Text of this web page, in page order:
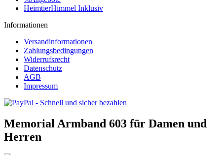
HeimtierHimmel Inklusiv
Informationen
Versandinformationen
Zahlungsbedingungen
Widerrufsrecht
Datenschutz
AGB
Impressum
Memorial Armband 603 für Damen und
Herren